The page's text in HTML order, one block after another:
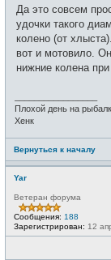
Да это совсем
удочки такого
колено (от
вот и мотовило.
нижние колена
Плохой день на
Хенк
Вернуться к началу
Yar
Ветеран форума
Сообщения: 188
Зарегистрирован: 12